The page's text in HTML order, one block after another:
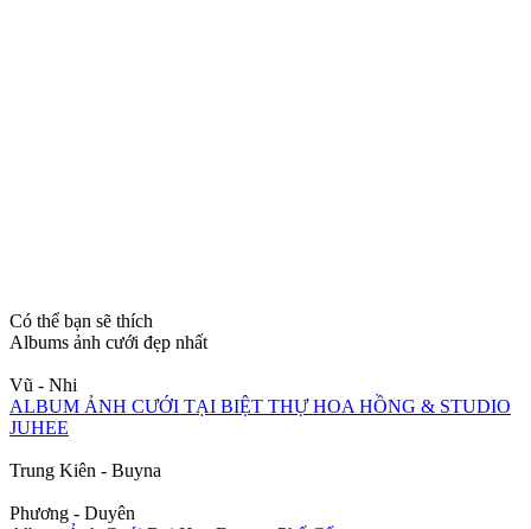
Có thể bạn sẽ thích
Albums ảnh cưới đẹp nhất
Vũ - Nhi
ALBUM ẢNH CƯỚI TẠI BIỆT THỰ HOA HỒNG & STUDIO
JUHEE
Trung Kiên - Buyna
Phương - Duyên